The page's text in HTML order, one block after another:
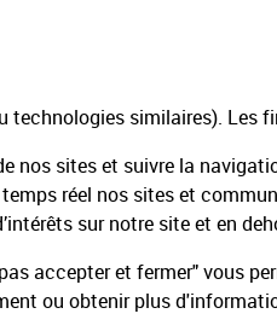
technologies similaires). Les
nos sites et suivre la
réel nos sites et
sur notre site et en
accepter et fermer" vous
ou obtenir plus